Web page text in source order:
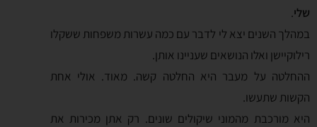
שלי.
במהלך השנים יצא לי לדבר עם כמה עשרות משפחות ששקלו
רילוקיישן ואלו הנושאים שעניינו אותן.
ההחלטה על מעבר היא החלטה קשה. מאוד. אולי אחת
הקשות שתעשו.
היא מורכבת מהמוני שיקולים שונים. רק אתן מכירות את